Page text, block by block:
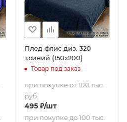
Плед флис диз. 320
т.синий (150х200)
Товар под заказ
при покупке от 100 тыс.
руб.
495₽/шт
при покупке до 100 тыс.